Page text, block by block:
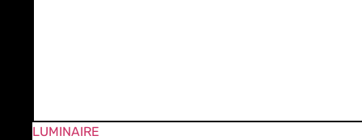
LUMINAIRE